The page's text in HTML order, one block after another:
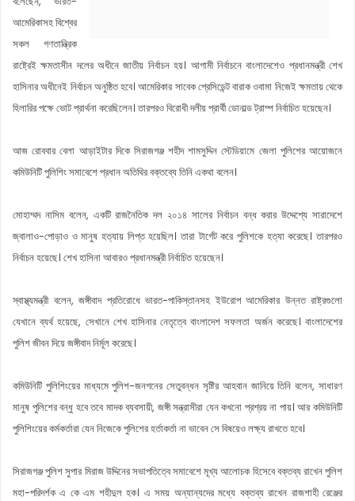
আমেরিকাসহ বিশ্বের
সকল গণতান্ত্রিক
রাষ্ট্রেই ক্ষমতাসীন দলের অধীনে জাতীয় নির্বাচন হয়। আগামী নির্বাচনে বাংলাদেশেও প্রধানমন্ত্রী শেখ
হাসিনার অধীনেই নির্বাচন অনুষ্ঠিত হবে। আমেরিকার সাবেক প্রেসিডেন্ট বারাক ওবামা নিজেই ক্ষমতায় থেকে
হিলারির পক্ষে ভোট প্রার্থনা করেছিলেন। তারপরও বিরোধী দলীয় প্রার্থী ডোনাল্ড ট্রাম্প নির্বাচিত হয়েছেন।
আজ রোববার বেলা আড়াইটার দিকে সিরাজগঞ্জ শহীদ শামসুদ্দিন স্টেডিয়ামে জেলা পুলিশের আয়োজনে
কমিউনিটি পুলিশিং সমাবেশে প্রধান অতিথির বক্তব্যে তিনি একথা বলেন।
মোহাম্মদ নাসিম বলেন, একটি রাজনৈতিক দল ২০১৪ সালের নির্বাচন বন্ধ করার উদ্দেশ্যে সারাদেশে
জ্বালাও-পোড়াও ও মানুষ হত্যায় লিপ্ত হয়েছিল। তারা টার্গেট করে পুলিশকে হত্যা করেছে। তারপরও
নির্বাচন হয়েছে। শেখ হাসিনা আবারও প্রধানমন্ত্রী নির্বাচিত হয়েছেন।
স্বাস্থ্যমন্ত্রী বলেন, জঙ্গীবাদ প্রতিরোধে ভারত-পাকিস্তানসহ ইউরোপ আমেরিকার উন্নত রাষ্ট্রগুলো
যেখানে ব্যর্থ হয়েছে, সেখানে শেখ হাসিনার নেতৃত্বে বাংলাদেশ সফলতা অর্জন করেছে। বাংলাদেশের
পুলিশ জীবন দিয়ে জঙ্গীবাদ নির্মূল করেছে।
কমিউনিটি পুলিশিংয়ের মাধ্যমে পুলিশ-জনগনের সেতুবন্ধন সৃষ্টির আহবান জানিয়ে তিনি বলেন, সাধারণ
মানুষ পুলিশের বন্ধু হবে তবে মাদক ব্যবসায়ী, জঙ্গী সন্ত্রাসীরা যেন কখনো প্রশ্রয় না পায়। আর কমিউনিটি
পুলিশিংয়ের কর্মকর্তারা যেন নিজেকে পুলিশের হর্তাকর্তা না ভাবেন সে বিষয়েও লক্ষ্য রাখতে হবে।
সিরাজগঞ্জ পুলিশ সুপার মিরাজ উদ্দিনের সভাপতিত্বে সমাবেশে মূখ্য আলোচক হিসেবে বক্তব্য রাখেন পুলিশ
মহা-পরিদর্শক এ কে এম শহীদুল হক। এ সময় অন্যান্যদের মধ্যে বক্তব্য রাখেন রাজশাহী রেঞ্জের